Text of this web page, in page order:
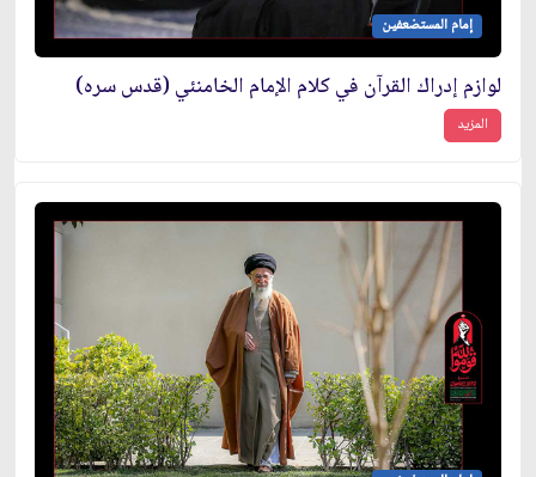
إمام المستضعفين
لوازم إدراك القرآن في كلام الإمام الخامنئي (قدس سره)
المزيد